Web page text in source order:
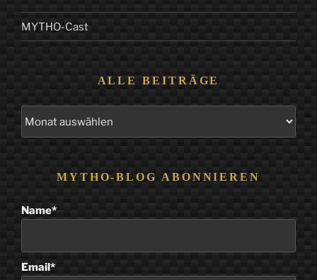
MYTHO-Cast
ALLE BEITRÄGE
MYTHO-BLOG ABONNIEREN
Name*
Email*